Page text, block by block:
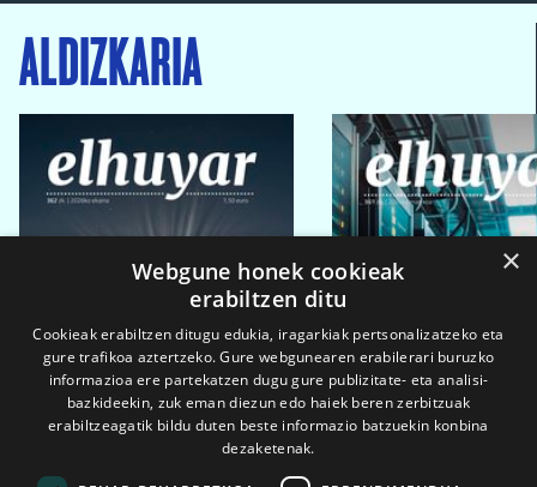
ALDIZKARIA
×
Webgune honek cookieak
erabiltzen ditu
Cookieak erabiltzen ditugu edukia, iragarkiak pertsonalizatzeko eta
gure trafikoa aztertzeko. Gure webgunearen erabilerari buruzko
informazioa ere partekatzen dugu gure publizitate- eta analisi-
bazkideekin, zuk eman diezun edo haiek beren zerbitzuak
erabiltzeagatik bildu duten beste informazio batzuekin konbina
dezaketenak.